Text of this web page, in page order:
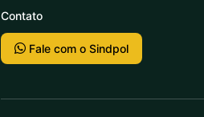
Contato
Fale com o Sindpol